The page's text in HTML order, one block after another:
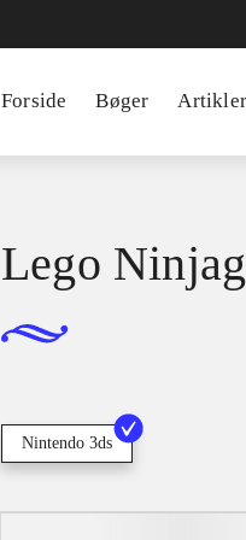
Forside Bøger Artikler
Lego
Nintendo 3ds